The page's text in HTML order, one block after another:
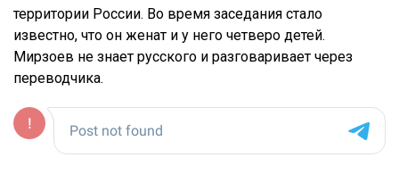
территории России. Во время заседания стало
известно, что он женат и у него четверо детей.
Мирзоев не знает русского и разговаривает через
переводчика.